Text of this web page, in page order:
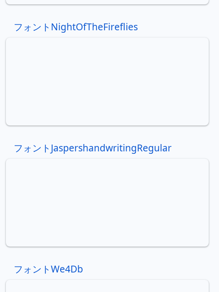
フォントNightOfTheFireflies
フォントJaspershandwritingRegular
フォントWe4Db